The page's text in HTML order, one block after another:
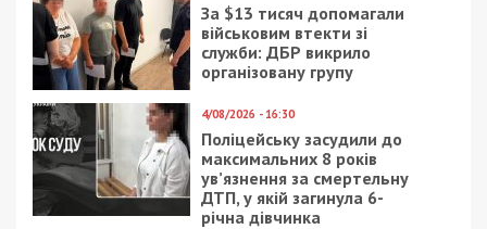
За $13 тисяч допомагали
військовим втекти зі
служби: ДБР викрило
організовану групу
4/08/2026 - 16:30
Поліцейську засудили до
максимальних 8 років
ув’язнення за смертельну
ДТП, у якій загинула 6-
річна дівчинка